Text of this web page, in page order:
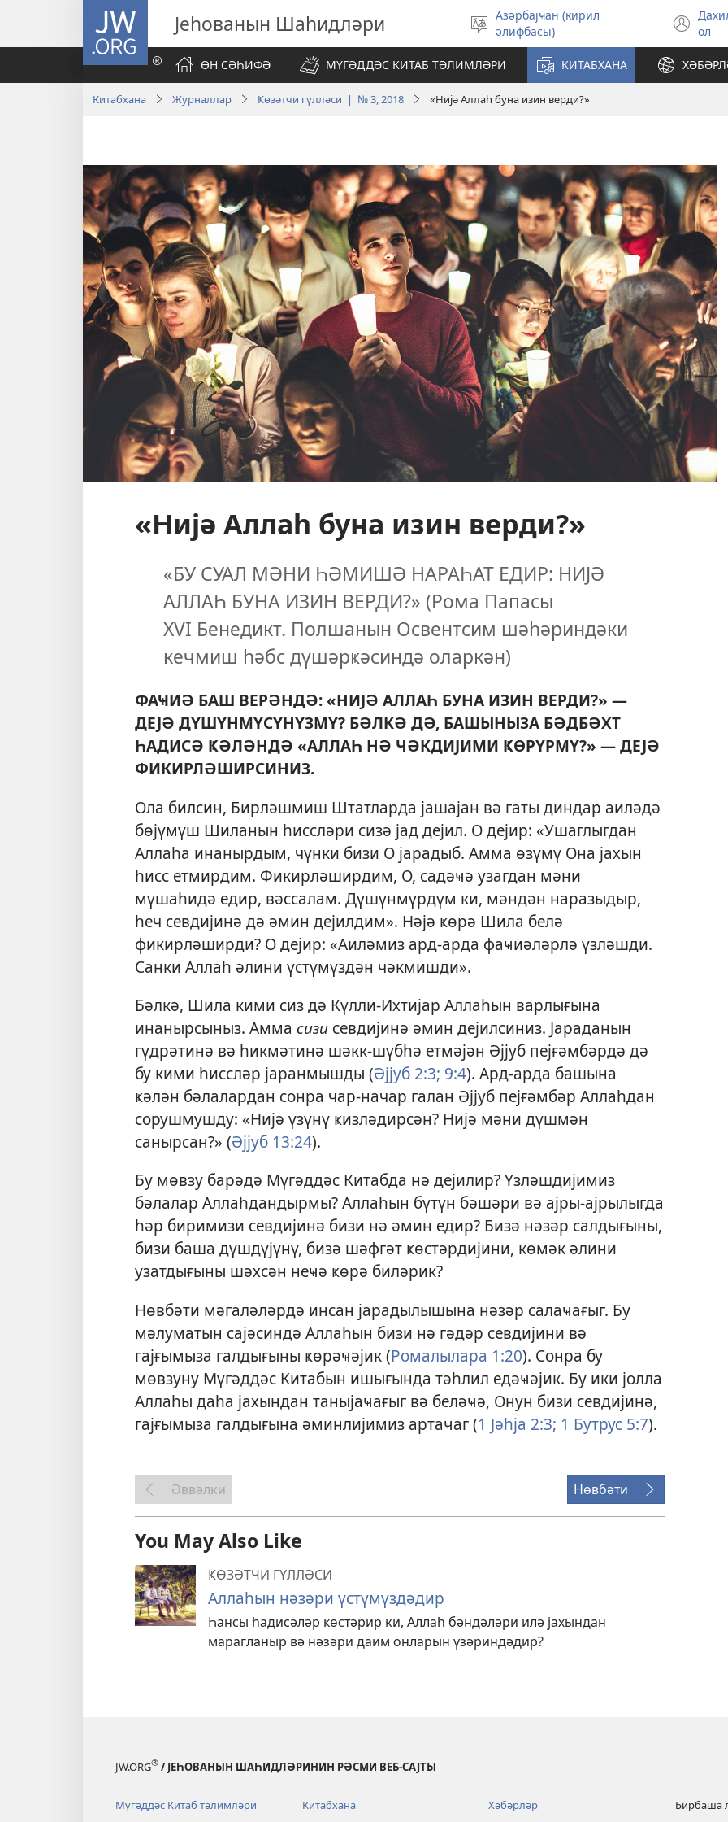
JW.ORG
Јеһованын Шаһидләри
сечин
Aзәрбајҹан (кирил
әлифбасы)
ол
ӨН СӘҺИФӘ МҮГӘДДӘС КИТАБ ТӘЛИМЛӘРИ КИТАБХАНА
Китабхана Журналлар Ҝөзәтчи гүлләси | № 3, 2018 «Нијә Аллаһ буна изин верди?»
«Нијә Аллаһ буна изин верди?»
«БУ СУАЛ МӘНИ ҺӘМИШӘ НАРАҺАТ ЕДИР: НИЈӘ
АЛЛАҺ БУНА ИЗИН ВЕРДИ?» (Рома Папасы
XVI Бенедикт. Полшанын Освентсим шәһәриндәки
кечмиш һәбс дүшәрҝәсиндә оларкән)
ФАҸИӘ БАШ ВЕРӘНДӘ: «НИЈӘ АЛЛАҺ БУНА ИЗИН ВЕРДИ?» —
ДЕЈӘ ДҮШҮНМҮСҮНҮЗМҮ? БӘЛКӘ ДӘ, БАШЫНЫЗА БӘДБӘХТ
ҺАДИСӘ ҜӘЛӘНДӘ «АЛЛАҺ НӘ ЧӘКДИЈИМИ ҜӨРҮРМҮ?» — ДЕЈӘ
ФИКИРЛӘШИРСИНИЗ.
Ола билсин, Бирләшмиш Штатларда јашајан вә гаты диндар аиләдә
бөјүмүш Шиланын һиссләри сизә јад дејил. О дејир: «Ушаглыгдан
Аллаһа инанырдым, чүнки бизи О јарадыб. Амма өзүмү Она јахын
һисс етмирдим. Фикирләширдим, О, садәҹә узагдан мәни
мүшаһидә едир, вәссалам. Дүшүнмүрдүм ки, мәндән наразыдыр,
һеч севдијинә дә әмин дејилдим». Нәјә ҝөрә Шила белә
фикирләширди? О дејир: «Аиләмиз ард-арда фаҹиәләрлә үзләшди.
Санки Аллаһ әлини үстүмүздән чәкмишди».
Бәлкә, Шила кими сиз дә Күлли-Ихтијар Аллаһын варлығына
инанырсыныз. Амма сизи севдијинә әмин дејилсиниз. Јараданын
гүдрәтинә вә һикмәтинә шәкк-шүбһә етмәјән Әјјуб пејғәмбәрдә дә
бу кими һиссләр јаранмышды (Әјјуб 2:3; 9:4). Ард-арда башына
ҝәлән бәлалардан сонра чар-начар галан Әјјуб пејғәмбәр Аллаһдан
сорушмушду: «Нијә үзүнү ҝизләдирсән? Нијә мәни дүшмән
санырсан?» (Әјјуб 13:24).
Бу мөвзу барәдә Мүгәддәс Китабда нә дејилир? Үзләшдијимиз
бәлалар Аллаһдандырмы? Аллаһын бүтүн бәшәри вә ајры-ајрылыгда
һәр биримизи севдијинә бизи нә әмин едир? Бизә нәзәр салдығыны,
бизи баша дүшдүјүнү, бизә шәфгәт ҝөстәрдијини, көмәк әлини
узатдығыны шәхсән неҹә ҝөрә биләрик?
Нөвбәти мәгаләләрдә инсан јарадылышына нәзәр салаҹағыг. Бу
мәлуматын сајәсиндә Аллаһын бизи нә гәдәр севдијини вә
гајғымыза галдығыны ҝөрәҹәјик (Ромалылара 1:20). Сонра бу
мөвзуну Мүгәддәс Китабын ишығында тәһлил едәҹәјик. Бу ики јолла
Аллаһы даһа јахындан таныјаҹағыг вә беләҹә, Онун бизи севдијинә,
гајғымыза галдығына әминлијимиз артаҹаг (1 Јәһја 2:3; 1 Бутрус 5:7).
Әввәлки Нөвбәти
You May Also Like
ҜӨЗӘТЧИ ГҮЛЛӘСИ
Аллаһын нәзәри үстүмүздәдир
Һансы һадисәләр ҝөстәрир ки, Аллаһ бәндәләри илә јахындан
марагланыр вә нәзәри даим онларын үзәриндәдир?
JW.ORG® / ЈЕҺОВАНЫН ШАҺИДЛӘРИНИН РӘСМИ ВЕБ-САЈТЫ
Мүгәддәс Китаб тәлимләри Китабхана Хәбәрләр Бирбаша